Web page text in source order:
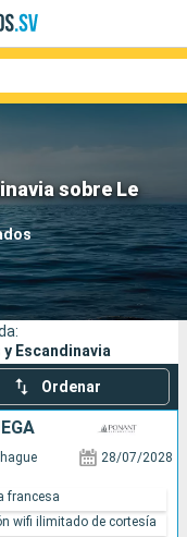
sobre Le
Compañías
Escandinavia
Ordenar
28/07/2028
francesa
wifi ilimitado de cortesía